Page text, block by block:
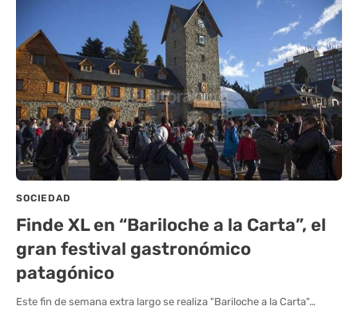
SOCIEDAD
Finde XL en “Bariloche a la Carta”, el
gran festival gastronómico
patagónico
Este fin de semana extra largo se realiza "Bariloche a la Carta"…